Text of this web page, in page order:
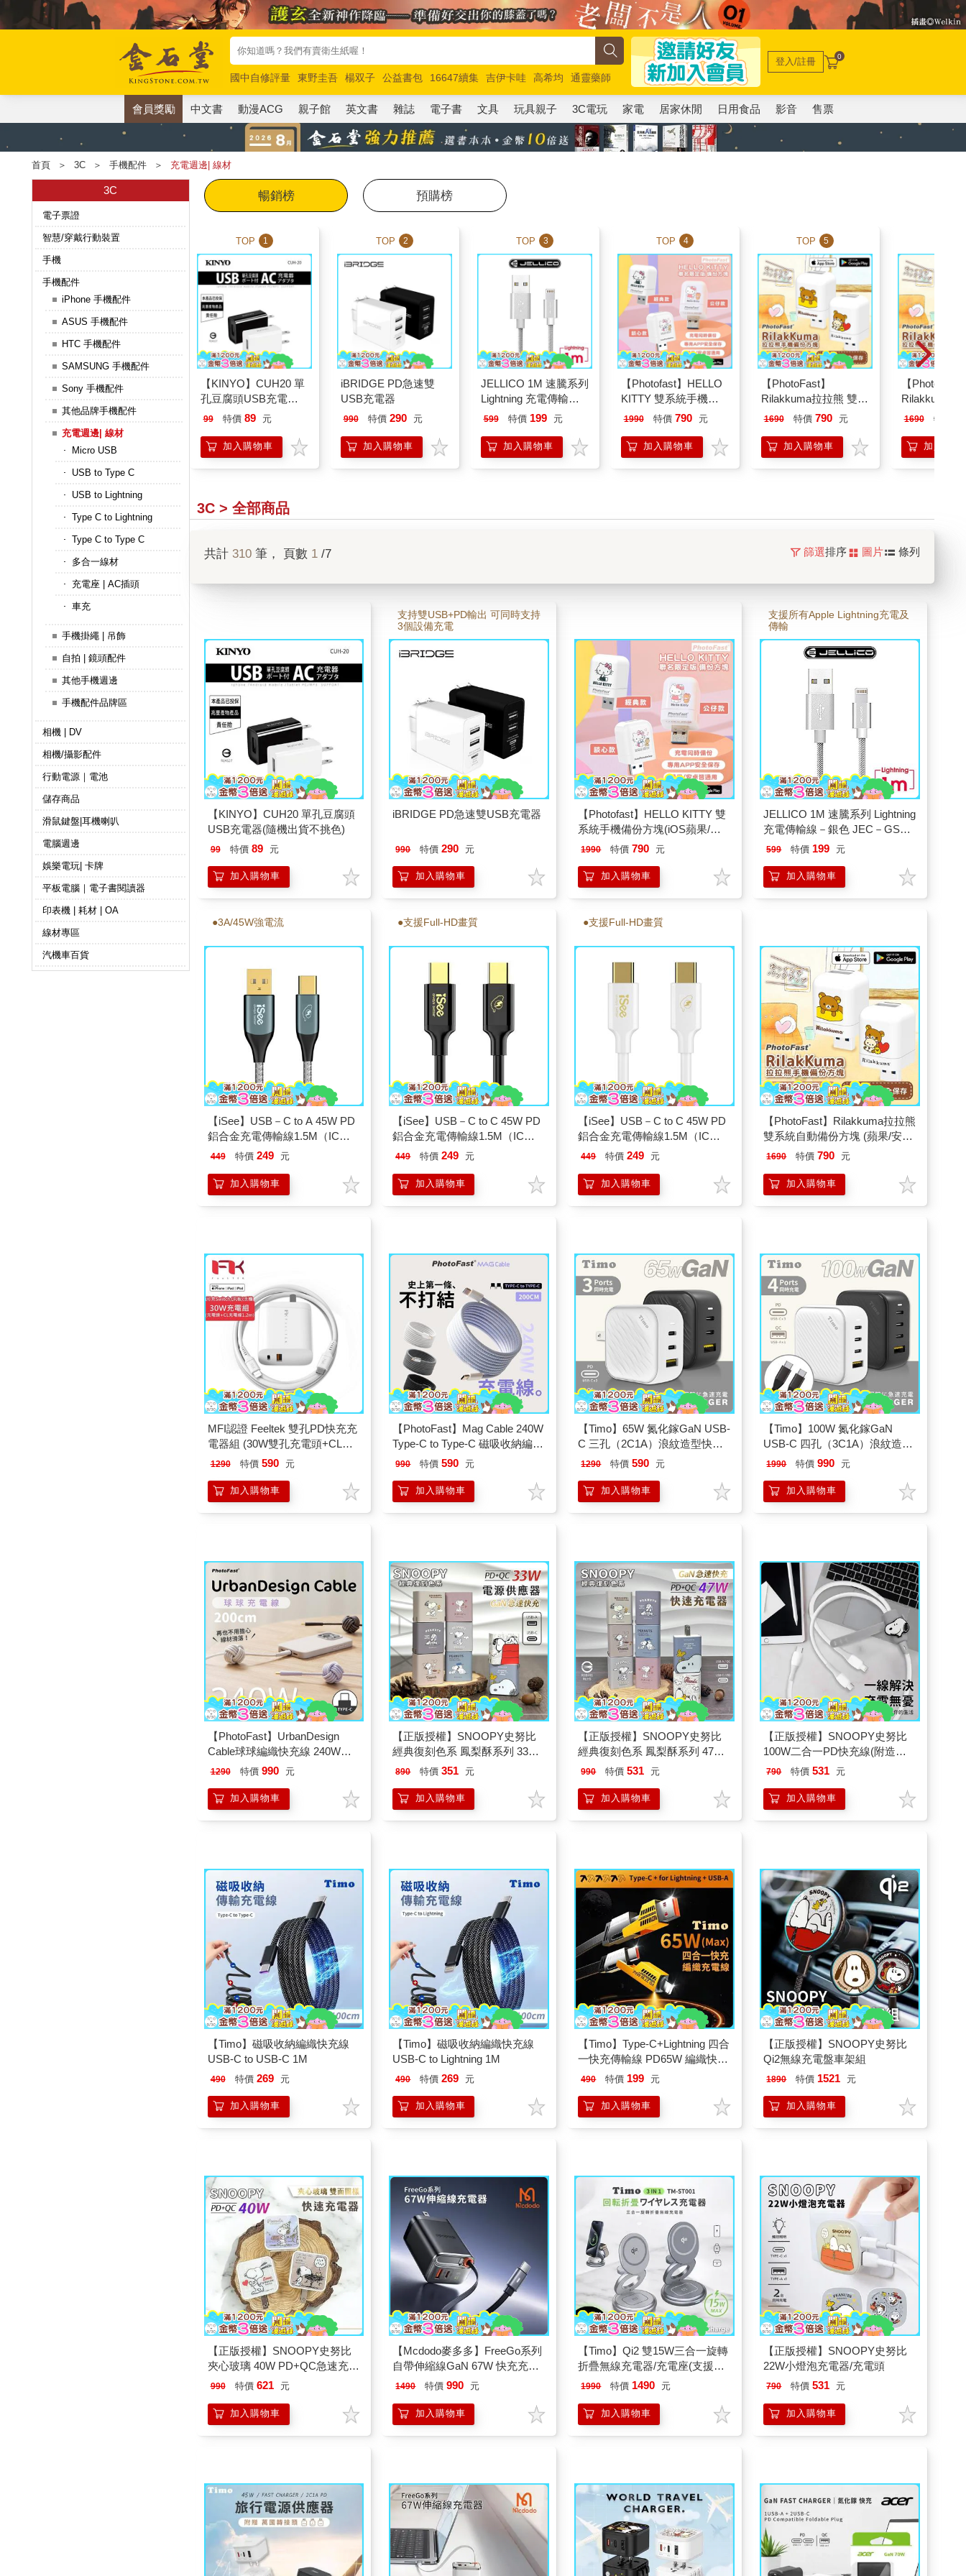
國中自修評量 東野圭吾 楊双子 公益書包 16647續集 吉伊卡哇 高希均
通靈藥師
唯紅花綻放
奧德賽 路邊攤新作 馬斯克 玩具總動員5 超慢跑
登入/註冊 0
會員獎勵 中文書 動漫ACG 親子館 英文書 雜誌 電子書 文具 玩具親子 3C電玩 家電 居家休閒 日用食品 影音 售票
首頁 ＞ 3C ＞ 手機配件 ＞ 充電週邊| 線材
3C
電子票證
智慧/穿戴行動裝置
手機
手機配件
iPhone 手機配件
ASUS 手機配件
HTC 手機配件
SAMSUNG 手機配件
Sony 手機配件
其他品牌手機配件
充電週邊| 線材
Micro USB
USB to Type C
USB to Lightning
Type C to Lightning
Type C to Type C
多合一線材
充電座 | AC插頭
車充
手機掛繩 | 吊飾
自拍 | 鏡頭配件
其他手機週邊
手機配件品牌區
相機 | DV
相機/攝影配件
行動電源｜電池
儲存商品
滑鼠鍵盤|耳機喇叭
電腦週邊
娛樂電玩| 卡牌
平板電腦｜電子書閱讀器
印表機 | 耗材 | OA
線材專區
汽機車百貨
暢銷榜 預購榜
TOP 1
【KINYO】CUH20 單
孔豆腐頭USB充電器
(隨機出貨不挑色)
99 特價 89 元
加入購物車
TOP 2
iBRIDGE PD急速雙
USB充電器
990 特價 290 元
加入購物車
TOP 3
JELLICO 1M 速騰系列
Lightning 充電傳輸線
－銀色 JEC－GS10－
599 特價 199 元
加入購物車
TOP 4
【Photofast】HELLO
KITTY 雙系統手機備
份方塊(iOS蘋果/安卓
1990 特價 790 元
加入購物車
TOP 5
【PhotoFast】
Rilakkuma拉拉熊 雙系
統自動備份方塊 (蘋果/
1690 特價 790 元
加入購物車
【PhotoFast
Rilakkuma拉
統自動備份
1690 特價
加入購物
3C > 全部商品
共計 310 筆， 頁數 1 /7 篩選排序 圖片 條列
【KINYO】CUH20 單孔豆腐頭
USB充電器(隨機出貨不挑色)
99 特價 89 元
加入購物車
支持雙USB+PD輸出 可同時支持
3個設備充電
iBRIDGE PD急速雙USB充電器
990 特價 290 元
加入購物車
【Photofast】HELLO KITTY 雙
系統手機備份方塊(iOS蘋果/安
卓通用版)
1990 特價 790 元
加入購物車
支援所有Apple Lightning充電及
傳輸
JELLICO 1M 速騰系列 Lightning
充電傳輸線－銀色 JEC－GS10
－SRL
599 特價 199 元
加入購物車
●3A/45W強電流
【iSee】USB－C to A 45W PD
鋁合金充電傳輸線1.5M（IC－
AC676）
449 特價 249 元
加入購物車
●支援Full-HD畫質
【iSee】USB－C to C 45W PD
鋁合金充電傳輸線1.5M（IC－
CC756）
449 特價 249 元
加入購物車
●支援Full-HD畫質
【iSee】USB－C to C 45W PD
鋁合金充電傳輸線1.5M（IC－
CC756）
449 特價 249 元
加入購物車
【PhotoFast】Rilakkuma拉拉熊
雙系統自動備份方塊 (蘋果/安卓
通用)
1690 特價 790 元
加入購物車
MFI認證 Feeltek 雙孔PD快充充
電器組 (30W雙孔充電頭+CL充
電線1.2m)
1290 特價 590 元
加入購物車
【PhotoFast】Mag Cable 240W
Type-C to Type-C 磁吸收納編織
快充線/充電線 2M
990 特價 590 元
加入購物車
【Timo】65W 氮化鎵GaN USB-
C 三孔（2C1A）浪紋造型快速
充電器/充電頭
1290 特價 590 元
加入購物車
【Timo】100W 氮化鎵GaN
USB-C 四孔（3C1A）浪紋造型
快速充電(充電頭+雙Type-C充電
1990 特價 990 元
加入購物車
【PhotoFast】UrbanDesign
Cable球球編織快充線 240W
Type-C to Type-C 200cm
1290 特價 990 元
加入購物車
【正版授權】SNOOPY史努比
經典復刻色系 鳳梨酥系列 33W
GaN氮化鎵 PD+QC雙孔充電頭/
890 特價 351 元
加入購物車
【正版授權】SNOOPY史努比
經典復刻色系 鳳梨酥系列 47W
GaN氮化鎵 PD+QC雙孔充電頭/
990 特價 531 元
加入購物車
【正版授權】SNOOPY史努比
100W二合一PD快充線(附造型
束線帶)
790 特價 531 元
加入購物車
【Timo】磁吸收納編織快充線
USB-C to USB-C 1M
490 特價 269 元
加入購物車
【Timo】磁吸收納編織快充線
USB-C to Lightning 1M
490 特價 269 元
加入購物車
【Timo】Type-C+Lightning 四合
一快充傳輸線 PD65W 編織快速
充電線 1M
490 特價 199 元
加入購物車
【正版授權】SNOOPY史努比
Qi2無線充電盤車架組
1890 特價 1521 元
加入購物車
【正版授權】SNOOPY史努比
夾心玻璃 40W PD+QC急速充電
器/充電頭
990 特價 621 元
加入購物車
【Mcdodo麥多多】FreeGo系列
自帶伸縮線GaN 67W 快充充電
器 CH-411 黑色
1490 特價 990 元
加入購物車
【Timo】Qi2 雙15W三合一旋轉
折疊無線充電器/充電座(支援手
機、Apple Watch、AirPods充
1990 特價 1490 元
加入購物車
【正版授權】SNOOPY史努比
22W小燈泡充電器/充電頭
790 特價 531 元
加入購物車